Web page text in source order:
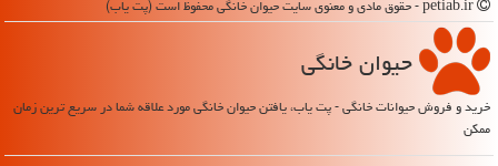
حیوان خانگی
خرید و فروش حیوانات خانگی - پت یاب، یافتن حیوان خانگی مورد علاقه شما در سریع ترین زمان
ممکن